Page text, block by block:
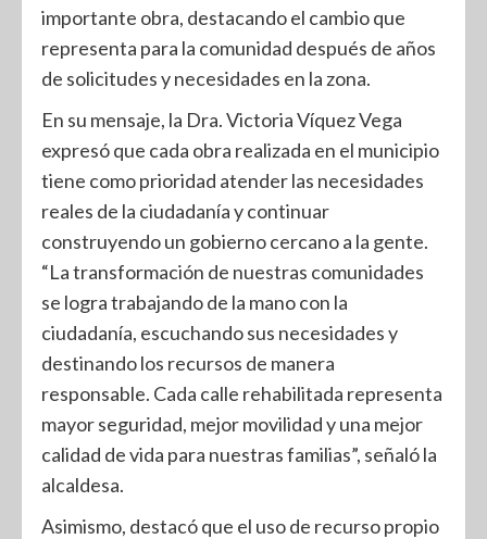
importante obra, destacando el cambio que
representa para la comunidad después de años
de solicitudes y necesidades en la zona.
En su mensaje, la Dra. Victoria Víquez Vega
expresó que cada obra realizada en el municipio
tiene como prioridad atender las necesidades
reales de la ciudadanía y continuar
construyendo un gobierno cercano a la gente.
“La transformación de nuestras comunidades
se logra trabajando de la mano con la
ciudadanía, escuchando sus necesidades y
destinando los recursos de manera
responsable. Cada calle rehabilitada representa
mayor seguridad, mejor movilidad y una mejor
calidad de vida para nuestras familias”, señaló la
alcaldesa.
Asimismo, destacó que el uso de recurso propio